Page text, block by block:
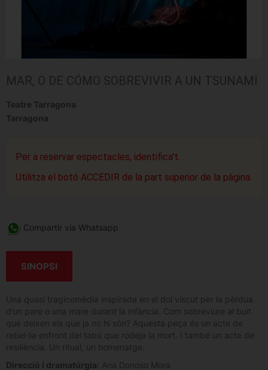
MAR, O DE CÓMO SOBREVIVIR A UN TSUNAMI
Teatre Tarragona
Tarragona
Per a reservar espectacles, identifica't.
Utilitza el botó ACCEDIR de la part superior de la pàgina.
Compartir via Whatsapp
SINOPSI
Una quasi tragicomèdia inspirada en el dol viscut per la pèrdua
d’un pare o una mare durant la infància. Com sobreviure al buit
que deixen els que ja no hi són? Aquesta peça és un acte de
rebel·lia enfront del tabú que rodeja la mort. I també un acte de
resiliència. Un ritual, un homenatge.
Direcció i dramatúrgia : Ana Donoso Mora